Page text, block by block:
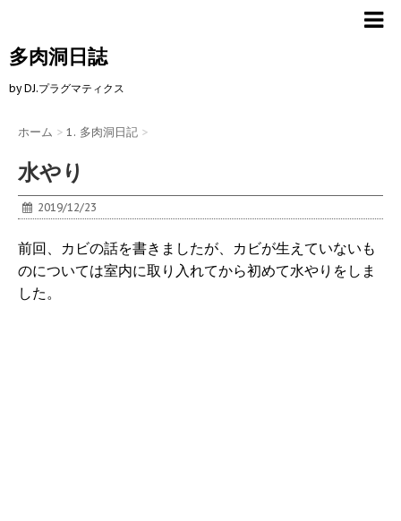
多肉洞日誌
by DJ.プラグマティクス
ホーム > 1. 多肉洞日記 >
水やり
2019/12/23
前回、カビの話を書きましたが、カビが生えていないも
のについては室内に取り入れてから初めて水やりをしま
した。